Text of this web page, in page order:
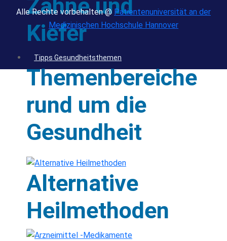
Zähne und
Kiefer
Tipps Gesundheitsthemen
Themenbereiche
rund um die
Gesundheit
Alternative
Heilmethoden
Alle Rechte vorbehalten @ Patientenuniversität an der
Medizinischen Hochschule Hannover